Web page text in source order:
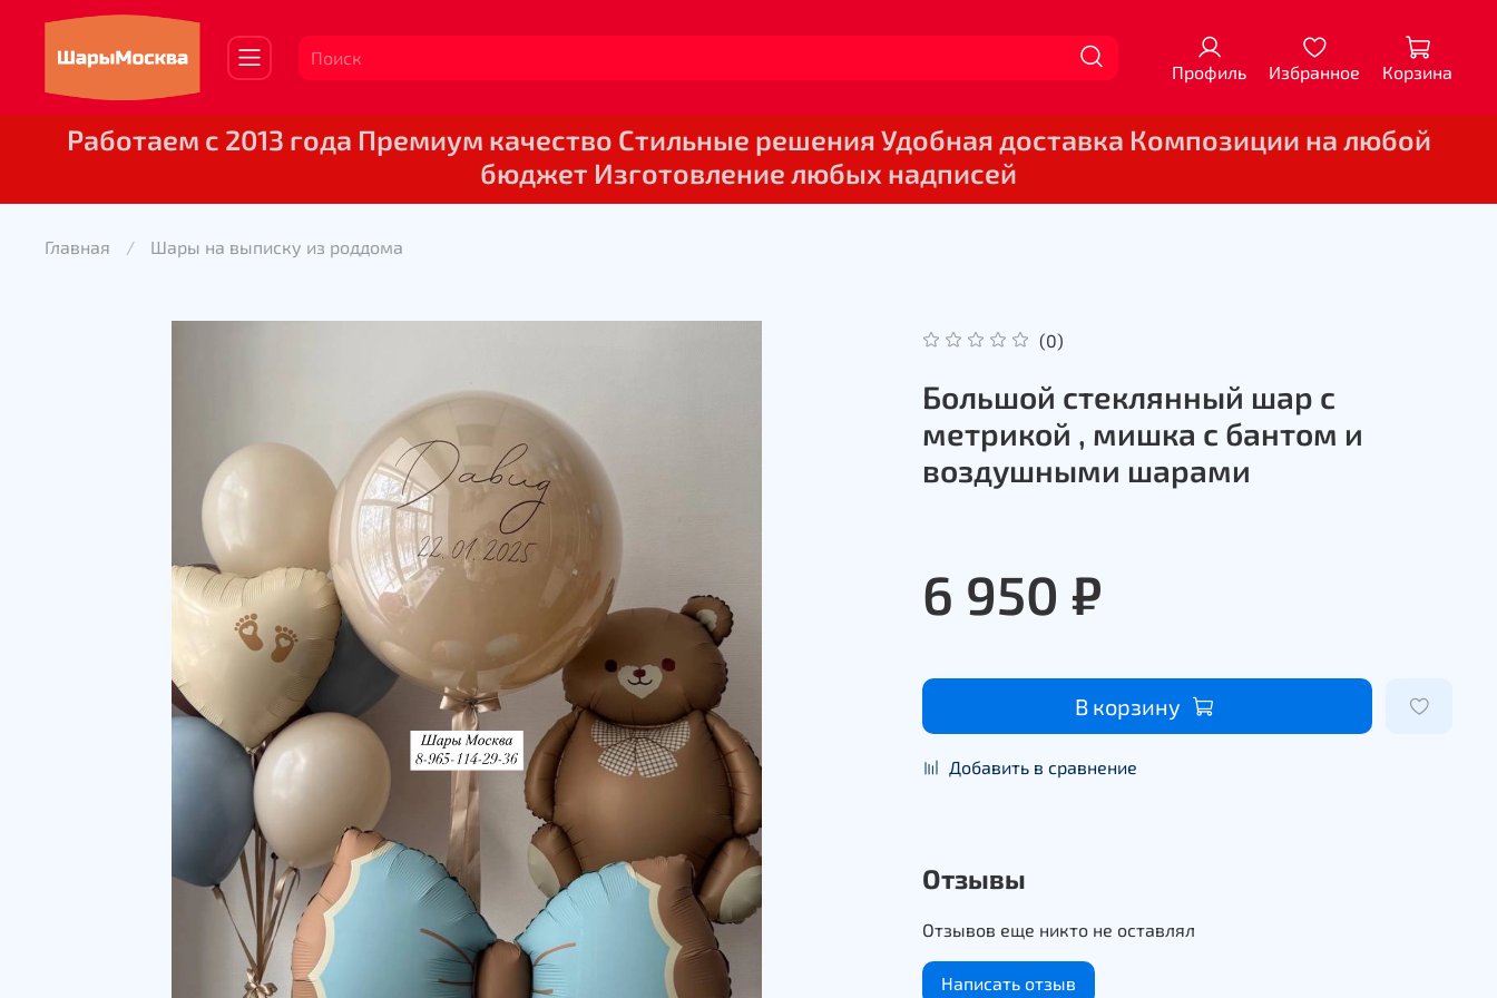
Профиль Избранное Корзина
Работаем с 2013 года Премиум качество Стильные решения Удобная доставка Композиции на любой
бюджет Изготовление любых надписей
Главная Шары на выписку из роддома
(0)
Большой стеклянный шар с
метрикой , мишка с бантом и
воздушными шарами
6 950 ₽
В корзину
Добавить в сравнение
Отзывы
Отзывов еще никто не оставлял
Написать отзыв